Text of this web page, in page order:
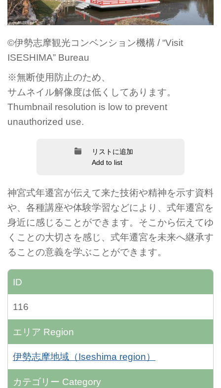
©伊勢志摩観光コンベンション機構 / “Visit
ISESHIMA” Bureau
※無断使用防止のため、
サムネイル解像度は低くしてあります。
Thumbnail resolution is low to prevent
unauthorized use.
リストに追加
Add to list
神宮式年遷宮が伝えて来た技術や精神を示す資料
や、各種講座や体験学習などにより、式年遷宮を
身近に感じることができます。そこから伝えてゆ
くことの大切さを感じ、式年遷宮を未来へ継承す
ることの意義を学ぶことができます。
ID
116
エリア Region
伊勢志摩地域（Iseshima region）
カテゴリー Category